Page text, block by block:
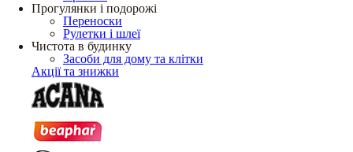
Прогулянки і подорожі
Переноски
Рулетки і шлеї
Чистота в будинку
Засоби для дому та клітки
Акції та знижки